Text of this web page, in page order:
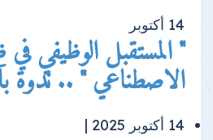
14 أكتوبر
" المستقبل الوظيفي
الاصطناعي " .. ندوة
14 أكتوبر 2025 |